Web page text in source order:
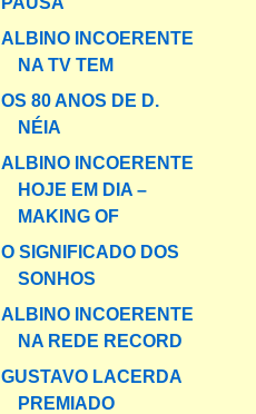
ALBINO INCOERENTE
NA TV TEM
OS 80 ANOS DE D.
NÉIA
ALBINO INCOERENTE
HOJE EM DIA –
MAKING OF
O SIGNIFICADO DOS
SONHOS
ALBINO INCOERENTE
NA REDE RECORD
GUSTAVO LACERDA
PREMIADO